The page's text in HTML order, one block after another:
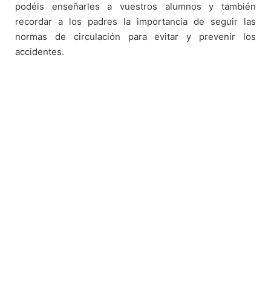
podéis enseñarles a vuestros alumnos y también
recordar a los padres la importancia de seguir las
normas de circulación para evitar y prevenir los
accidentes.